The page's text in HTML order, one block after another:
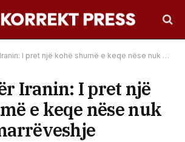
I pret një kohë shumë e keqe nëse nuk arrijmë marrëveshje
Iranin: I pret një
e keqe nëse nuk